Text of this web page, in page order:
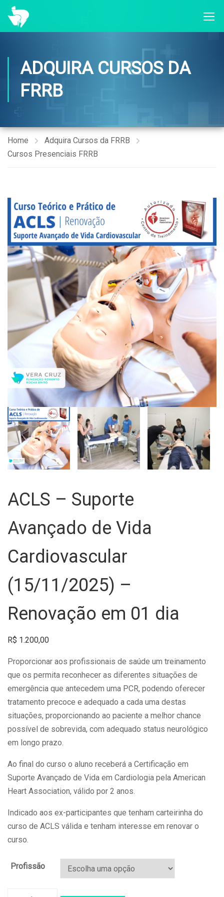
ADQUIRA CURSOS DA
FRRB
Home
Adquira Cursos da FRRB
Cursos Presenciais FRRB
ACLS – Suporte
Avançado de Vida
Cardiovascular
(15/11/2025) –
Renovação em 01 dia
R$ 1.200,00
Proporcionar aos profissionais de saúde um treinamento
que os permita reconhecer as diferentes situações de
emergência que antecedem uma PCR, podendo oferecer
tratamento precoce e adequado a cada uma destas
situações, proporcionando ao paciente a melhor chance
possível de sobrevida, com adequado status neurológico
em longo prazo.
Ao final do curso o aluno receberá a Certificação em
Suporte Avançado de Vida em Cardiologia pela American
Heart Association, válido por 2 anos.
Indicado aos ex-participantes que tenham carteirinha do
curso de ACLS válida e tenham interesse em renovar o
curso.
Profissão